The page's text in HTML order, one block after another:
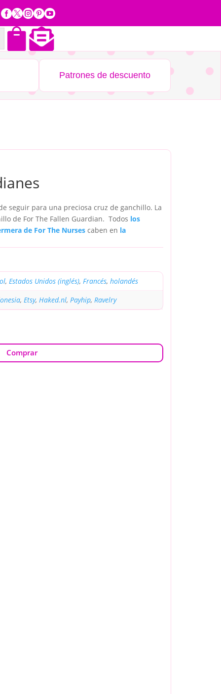


Patrones de descuento
seguir para una preciosa cruz de ganchillo. La
de For The Fallen Guardian. Todos los
de For The Nursescaben en la
, Estados Unidos (inglés), Francés, holandés
, Etsy, Haked.nl, Payhip, Ravelry
Comprar